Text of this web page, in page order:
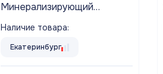
Минерализирующий
КАРТРИДЖ (WD-2586CY-Q)
Наличие товара:
Екатеринбург